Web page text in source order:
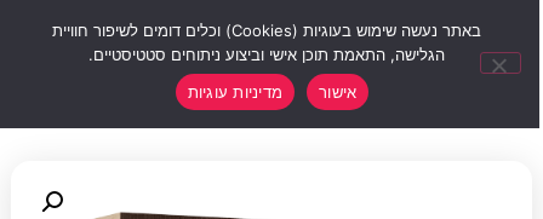
באתר נעשה שימוש בעוגיות (Cookies) וכלים דומים לשיפור חוויית
הגלישה, התאמת תוכן אישי וביצוע ניתוחים סטטיסטיים.
אישור
מדיניות עוגיות